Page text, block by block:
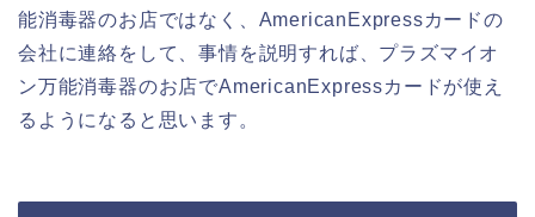
能消毒器のお店ではなく、AmericanExpressカードの
会社に連絡をして、事情を説明すれば、プラズマイオ
ン万能消毒器のお店でAmericanExpressカードが使え
るようになると思います。